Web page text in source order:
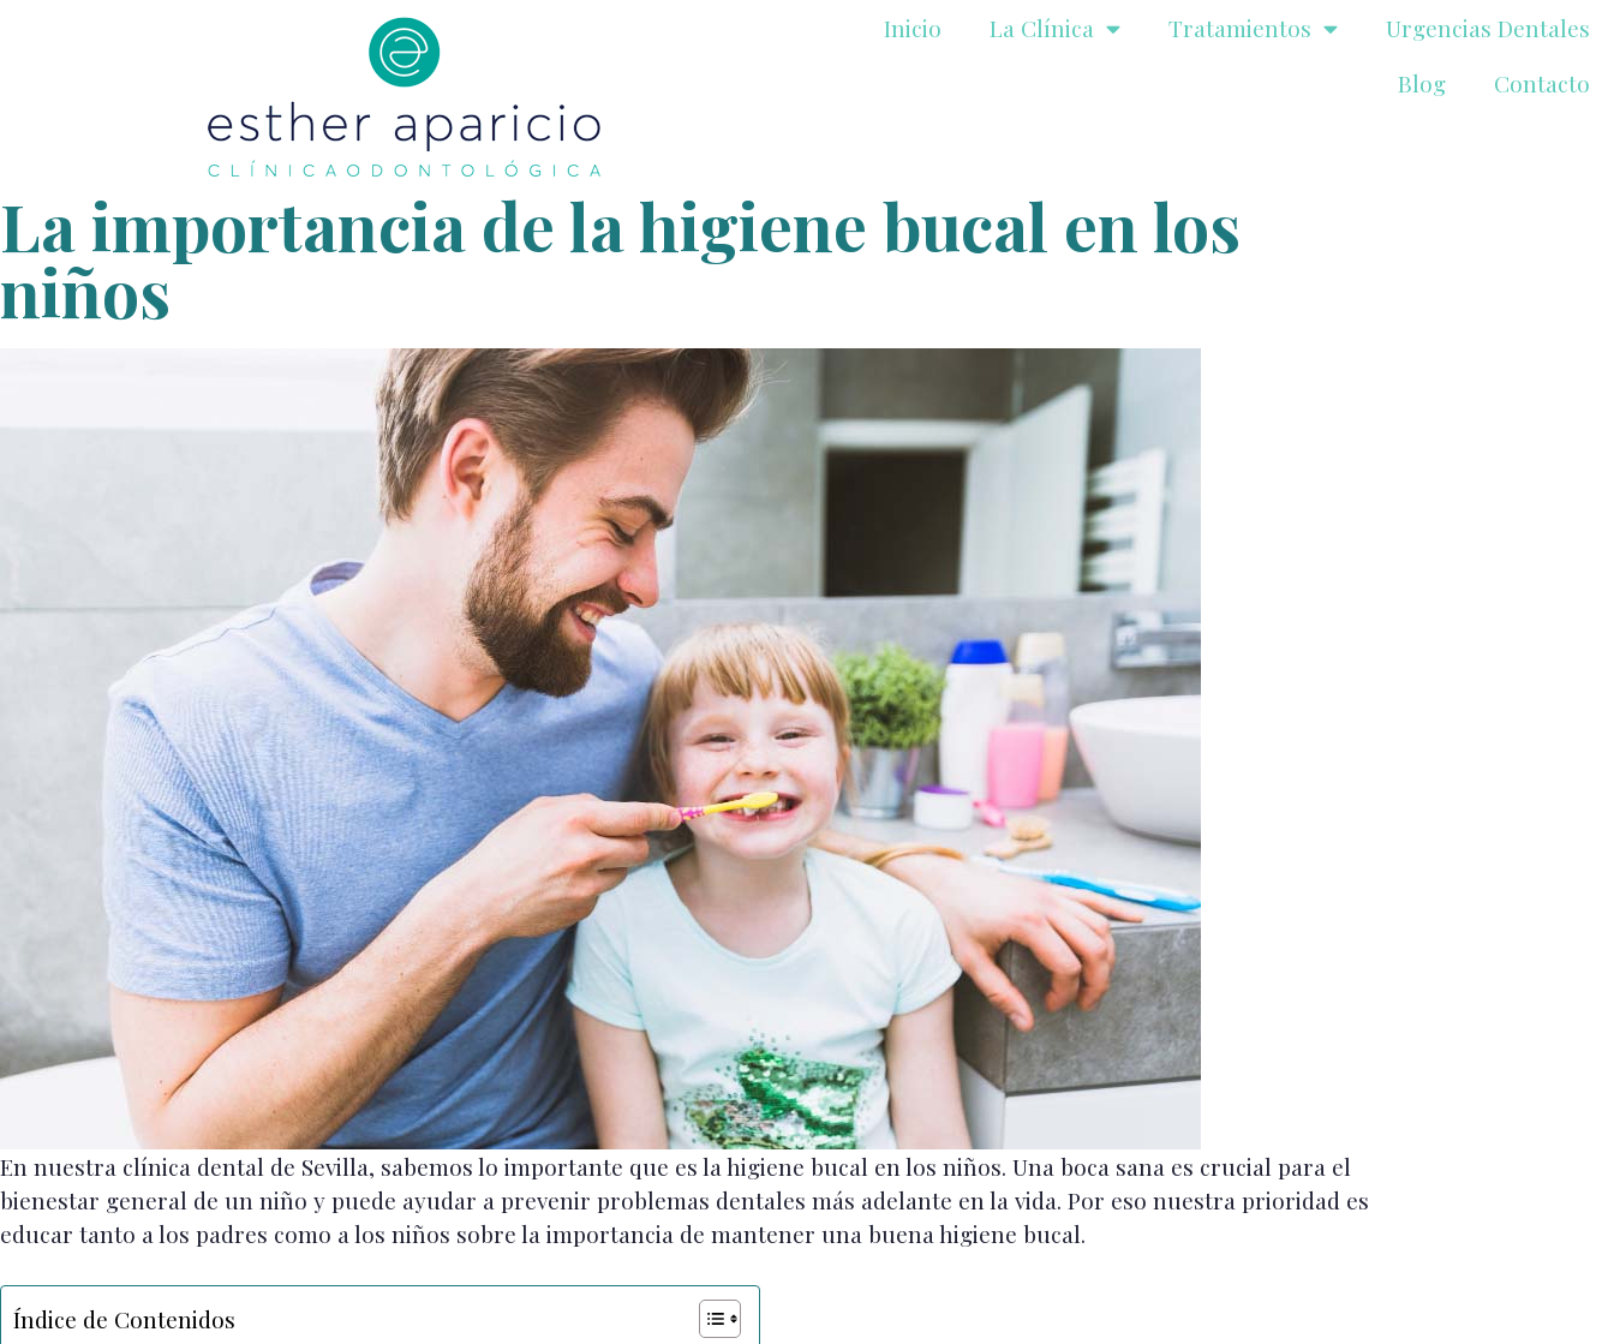
Inicio La Clínica Tratamientos
Urgencias Dentales
Blog
Contacto
La importancia de la higiene bucal en los
niños
En nuestra clínica dental de Sevilla, sabemos lo importante que es la higiene bucal en los niños. Una boca sana es crucial para el
bienestar general de un niño y puede ayudar a prevenir problemas dentales más adelante en la vida. Por eso nuestra prioridad es
educar tanto a los padres como a los niños sobre la importancia de mantener una buena higiene bucal.
Índice de Contenidos